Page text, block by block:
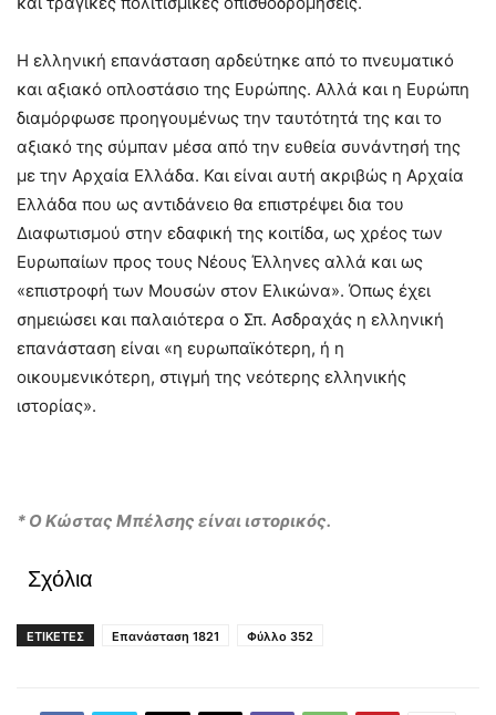
Η ελληνική επανάσταση αρδεύτηκε από το πνευματικό
και αξιακό οπλοστάσιο της Ευρώπης. Αλλά και η Ευρώπη
διαμόρφωσε προηγουμένως την ταυτότητά της και το
αξιακό της σύμπαν μέσα από την ευθεία συνάντησή της
με την Αρχαία Ελλάδα. Και είναι αυτή ακριβώς η Αρχαία
Ελλάδα που ως αντιδάνειο θα επιστρέψει δια του
Διαφωτισμού στην εδαφική της κοιτίδα, ως χρέος των
Ευρωπαίων προς τους Νέους Έλληνες αλλά και ως
«επιστροφή των Μουσών στον Ελικώνα». Όπως έχει
σημειώσει και παλαιότερα ο Σπ. Ασδραχάς η ελληνική
επανάσταση είναι «η ευρωπαϊκότερη, ή η
οικουμενικότερη, στιγμή της νεότερης ελληνικής
ιστορίας».
* Ο Κώστας Μπέλσης είναι ιστορικός.
Σχόλια
ΕΤΙΚΕΤΕΣ Επανάσταση 1821 Φύλλο 352